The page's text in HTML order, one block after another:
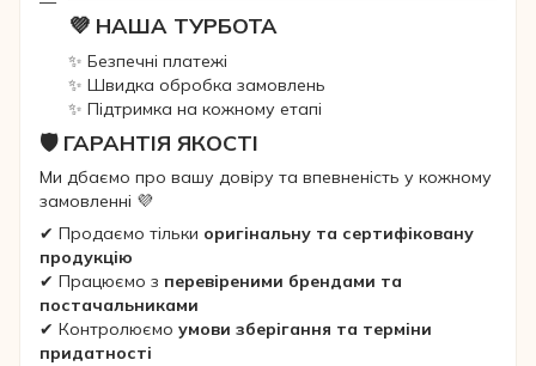
💜 НАША ТУРБОТА
✨ Безпечні платежі
✨ Швидка обробка замовлень
✨ Підтримка на кожному етапі
🛡 ГАРАНТІЯ ЯКОСТІ
Ми дбаємо про вашу довіру та впевненість у кожному
замовленні 💜
✔ Продаємо тільки оригінальну та сертифіковану
продукцію
✔ Працюємо з перевіреними брендами та
постачальниками
✔ Контролюємо умови зберігання та терміни
придатності